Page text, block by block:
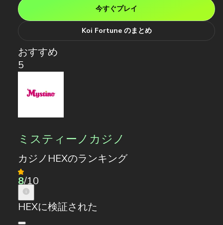
今すぐプレイ
Koi Fortune のまとめ
おすすめ
5
ミスティーノカジノ
カジノHEXのランキング
8/10
HEXに検証された